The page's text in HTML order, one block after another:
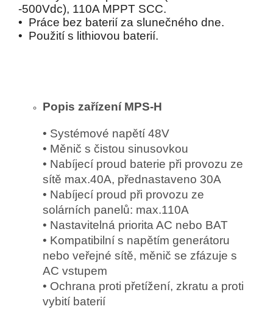
-500Vdc), 110A MPPT SCC.
• Práce bez baterií za slunečného dne.
• Použití s lithiovou baterií.
Popis zařízení MPS-H
• Systémové napětí 48V
• Měnič s čistou sinusovkou
• Nabíjecí proud baterie při provozu ze
sítě max.40A, přednastaveno 30A
• Nabíjecí proud při provozu ze
solárních panelů: max.110A
• Nastavitelná priorita AC nebo BAT
• Kompatibilní s napětím generátoru
nebo veřejné sítě, měnič se zfázuje s
AC vstupem
• Ochrana proti přetížení, zkratu a proti
vybití baterií